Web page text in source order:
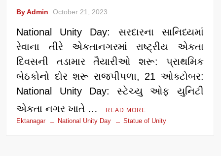
By Admin October 21, 2023
National Unity Day: સરદારના સાનિધ્યમાં
રેવાના તીરે એકતાનગરમાં રાષ્ટ્રીય એકતા
દિવસની તડામાર તૈયારીઓ શરૂ: પ્રાથમિક
બેઠકોનો દોર શરૂ રાજપીપળા, 21 ઓક્ટોબર:
National Unity Day: સ્ટેચ્યુ ઓફ યુનિટી
એકતા નગર ખાતે …
READ MORE
Ektanagar National Unity Day Statue of Unity